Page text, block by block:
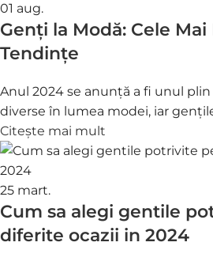
01 aug.
Genți la Modă: Cele
Tendințe
Anul 2024 se anunță a fi unul
diverse în lumea modei, iar
Citește mai mult
25 mart.
Cum sa alegi gentile
diferite ocazii in 2024